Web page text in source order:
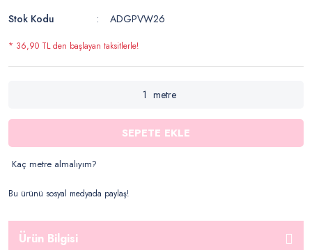
Stok Kodu
ADGPVW26
* 36,90 TL den başlayan taksitlerle!
metre
SEPETE EKLE
Kaç metre almalıyım?
Bu ürünü sosyal medyada paylaş!
Ürün Bilgisi